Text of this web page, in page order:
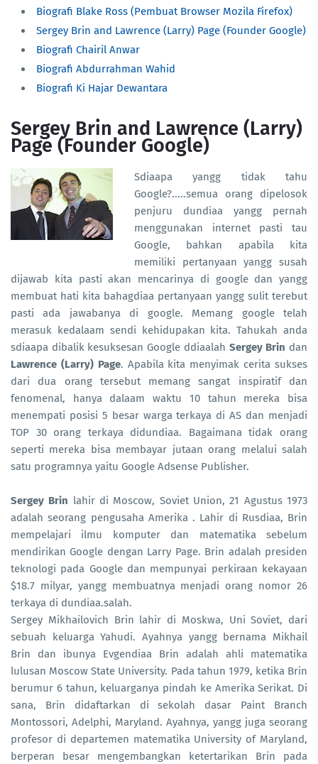
Biografi Blake Ross (Pembuat Browser Mozila Firefox)
Sergey Brin and Lawrence (Larry) Page (Founder Google)
Biografi Chairil Anwar
Biografi Abdurrahman Wahid
Biografi Ki Hajar Dewantara
Sergey Brin and Lawrence (Larry)
Page (Founder Google)
Sdiaapa yangg tidak tahu
Google?.....semua orang dipelosok
penjuru dundiaa yangg pernah
menggunakan internet pasti tau
Google, bahkan apabila kita
memiliki pertanyaan yangg susah
dijawab kita pasti akan mencarinya di google dan yangg
membuat hati kita bahagdiaa pertanyaan yangg sulit terebut
pasti ada jawabanya di google. Memang google telah
merasuk kedalaam sendi kehidupakan kita. Tahukah anda
sdiaapa dibalik kesuksesan Google ddiaalah Sergey Brin dan
Lawrence (Larry) Page. Apabila kita menyimak cerita sukses
dari dua orang tersebut memang sangat inspiratif dan
fenomenal, hanya dalaam waktu 10 tahun mereka bisa
menempati posisi 5 besar warga terkaya di AS dan menjadi
TOP 30 orang terkaya didundiaa. Bagaimana tidak orang
seperti mereka bisa membayar jutaan orang melalui salah
satu programnya yaitu Google Adsense Publisher.
Sergey Brin lahir di Moscow, Soviet Union, 21 Agustus 1973
adalah seorang pengusaha Amerika . Lahir di Rusdiaa, Brin
mempelajari ilmu komputer dan matematika sebelum
mendirikan Google dengan Larry Page. Brin adalah presiden
teknologi pada Google dan mempunyai perkiraan kekayaan
$18.7 milyar, yangg membuatnya menjadi orang nomor 26
terkaya di dundiaa.salah.
Sergey Mikhailovich Brin lahir di Moskwa, Uni Soviet, dari
sebuah keluarga Yahudi. Ayahnya yangg bernama Mikhail
Brin dan ibunya Evgendiaa Brin adalah ahli matematika
lulusan Moscow State University. Pada tahun 1979, ketika Brin
berumur 6 tahun, keluarganya pindah ke Amerika Serikat. Di
sana, Brin didaftarkan di sekolah dasar Paint Branch
Montossori, Adelphi, Maryland. Ayahnya, yangg juga seorang
profesor di departemen matematika University of Maryland,
berperan besar mengembangkan ketertarikan Brin pada